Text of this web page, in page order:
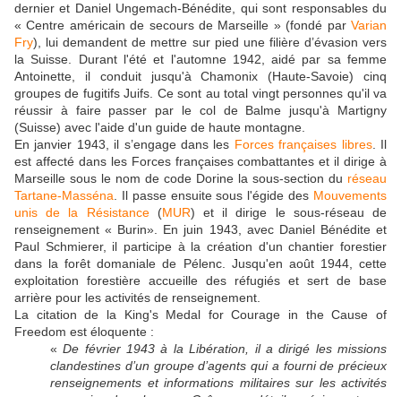
dernier et Daniel Ungemach-Bénédite, qui sont responsables du
« Centre américain de secours de Marseille » (fondé par Varian
Fry), lui demandent de mettre sur pied une filière d’évasion vers
la Suisse. Durant l'été et l'automne 1942, aidé par sa femme
Antoinette, il conduit jusqu'à Chamonix (Haute-Savoie) cinq
groupes de fugitifs Juifs. Ce sont au total vingt personnes qu'il va
réussir à faire passer par le col de Balme jusqu'à Martigny
(Suisse) avec l'aide d'un guide de haute montagne.
En janvier 1943, il s’engage dans les Forces françaises libres. Il
est affecté dans les Forces françaises combattantes et il dirige à
Marseille sous le nom de code Dorine la sous-section du réseau
Tartane-Masséna. Il passe ensuite sous l'égide des Mouvements
unis de la Résistance(MUR) et il dirige le sous-réseau de
renseignement « Burin». En juin 1943, avec Daniel Bénédite et
Paul Schmierer, il participe à la création d'un chantier forestier
dans la forêt domaniale de Pélenc. Jusqu'en août 1944, cette
exploitation forestière accueille des réfugiés et sert de base
arrière pour les activités de renseignement.
La citation de la King's Medal for Courage in the Cause of
Freedom est éloquente :
«De février 1943 à la Libération, il a dirigé les missions
clandestines d’un groupe d’agents qui a fourni de précieux
renseignements et informations militaires sur les activités